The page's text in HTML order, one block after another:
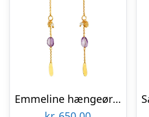
Emmeline hængeøreringe – forgyldt